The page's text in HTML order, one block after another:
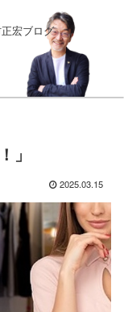
宏ブログ
」
2025.03.15